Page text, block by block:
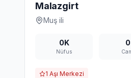
Malazgirt
Muş ili
0K
Nüfus
0
1 Aşı Merkezi